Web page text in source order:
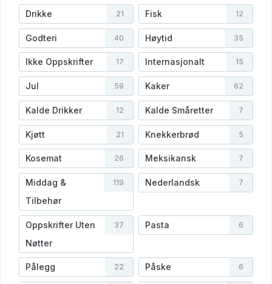
Drikke 21 Fisk 12
Godteri 40 Høytid 35
Ikke Oppskrifter 17 Internasjonalt 15
Jul 59 Kaker 62
Kalde Drikker 12 Kalde Småretter 7
Kjøtt 21 Knekkerbrød 5
Kosemat 26 Meksikansk 7
Middag &
Tilbehør
119 Nederlandsk 7
Oppskrifter Uten
Nøtter
37 Pasta 6
Pålegg 22 Påske 6